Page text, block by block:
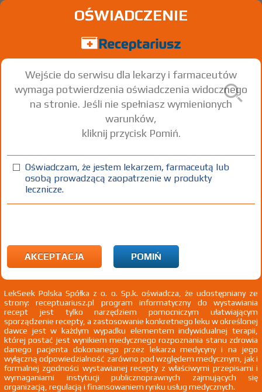
Znaleziono wyników:
22 489 54 51
www:http://omega-pharma.pl
email:omega@omega-pharma.pl
Bittner® Oryginalne Zioła Szwedzkie SD
100%
19,25 zł
Prep. złoż.
tonik ziołowy 1 op. 100 ml Doustnie Omega Pharma Poland Sp. z o. o.
OŚWIADCZENIE
Wejście do serwisu dla lekarzy i farmaceutów
wymaga potwierdzenia oświadczenia widocznego
na stronie. Jeśli nie spełniasz wymienionych
warunków,
kliknij przycisk Pomiń.
Oświadczam, że jestem lekarzem, farmaceutą lub
osobą prowadzącą zaopatrzenie w produkty
lecznicze.
AKCEPTACJA POMIŃ
LekSeek Polska Spółka z o. o. Sp.k. oświadcza, że udostępniany ze
strony: receptuariusz.pl program informatyczny do wystawiania
recept jest tylko narzędziem pomocniczym ułatwiającym
sporządzenie recepty, a zastosowanie konkretnego leku w określonej
dawce jest w każdym wypadku elementem indywidualnej terapii,
której postać jest wynikiem medycznego rozpoznania stanu zdrowia
danego pacjenta dokonanego przez lekarza medycyny i na jego
wyłączną odpowiedzialność zarówno pod względem medycznym, jak i
formalnej zgodności wystawianej recepty z właściwymi przepisami i
wymaganiami instytucji publicznoprawnych zajmujących się
organizacją, regulacją i finansowaniem rynku usług medycznych.